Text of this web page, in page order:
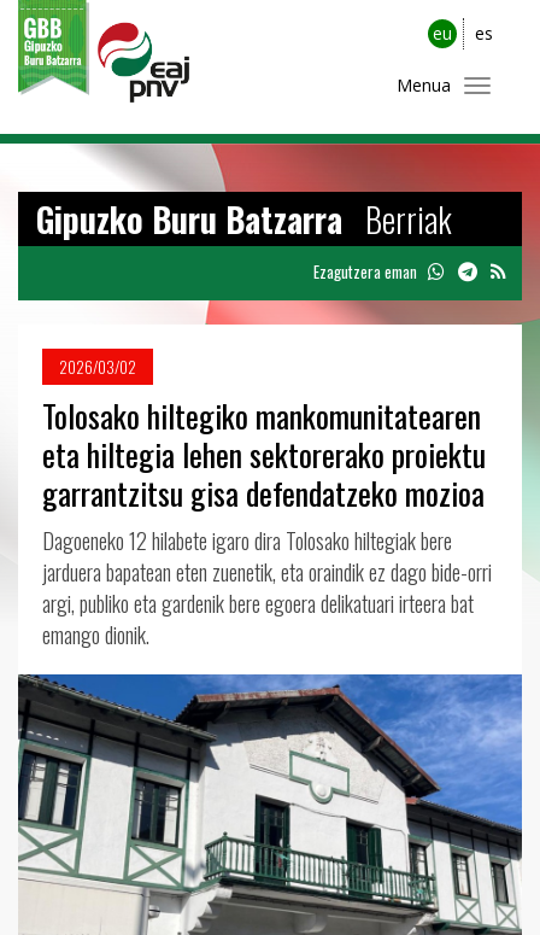
eu es
Menua
Gipuzko Buru Batzarra Berriak
Ezagutzera eman
2026/03/02
Tolosako hiltegiko mankomunitatearen
eta hiltegia lehen sektorerako proiektu
garrantzitsu gisa defendatzeko mozioa
Dagoeneko 12 hilabete igaro dira Tolosako hiltegiak bere
jarduera bapatean eten zuenetik, eta oraindik ez dago bide-orri
argi, publiko eta gardenik bere egoera delikatuari irteera bat
emango dionik.